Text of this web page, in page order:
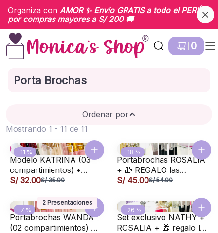
Organiza con AMOR✨ Envío GRATISa todo el PERÚ
por compras mayores a S/ 200 🚚
Ir a Inicio
0
Porta Brochas
Mostrando 1 - 11 de 11
Ordenar por
-11 %
Modelo KATRINA (03
compartimientos) •
organizador acrílico
labiales, peines
S/ 32.00S/ 35.90
-18 %
Portabrochas ROSALIA
+ 🎁 REGALO las
perlitas • Soporte
brochas de maquillaje
S/ 45.00S/ 54.90
2 Presentaciones
-7 %
Portabrochas WANDA
(02 compartimientos) •
-26 %
Set exclusivo NATHY +
ROSALÍA + 🎁 regalo las